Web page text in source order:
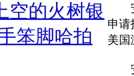
空的火树银
笨脚哈拍
安
申请
美国
安